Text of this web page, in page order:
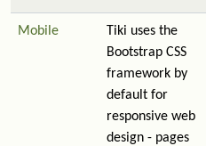
Mobile
Tiki uses the
Bootstrap CSS
framework by
default for
responsive web
design - pages